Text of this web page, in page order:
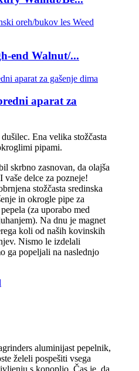
end Walnut/...
aparat za
Ena velika stožčasta
pipami.
skrbno zasnovan, da olajša
delce za pozneje!
stožčasta sredinska
in okrogle pipe za
(za uporabo med
Na dnu je magnet
koli od naših kovinskih
Nismo le izdelali
ga popeljali na naslednjo
aluminijast pepelnik,
želeli pospešiti vsega